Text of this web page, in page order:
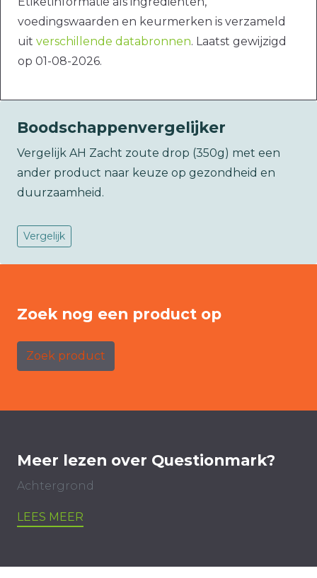
voedingswaarden en keurmerken is verzameld
uit verschillende databronnen. Laatst gewijzigd
op 01-08-2026.
Boodschappenvergelijker
Vergelijk AH Zacht zoute drop (350g) met een
ander product naar keuze op gezondheid en
duurzaamheid.
Vergelijk
Zoek nog een product op
Zoek product
Meer lezen over Questionmark?
Achtergrond
LEES MEER